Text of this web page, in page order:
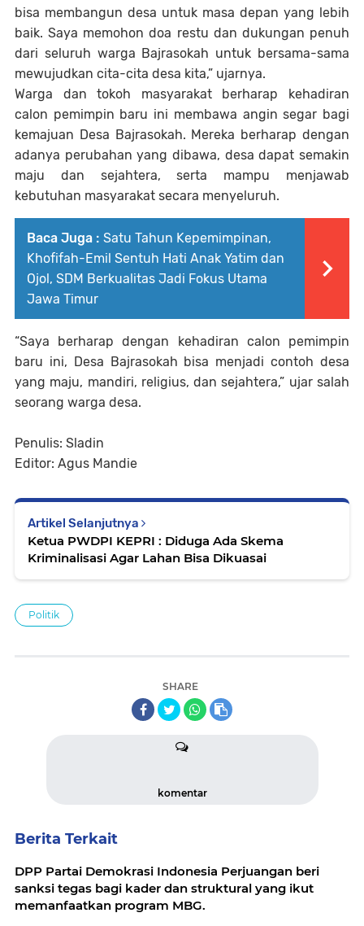
bisa membangun desa untuk masa depan yang lebih
baik. Saya memohon doa restu dan dukungan penuh
dari seluruh warga Bajrasokah untuk bersama-sama
mewujudkan cita-cita desa kita,” ujarnya.
Warga dan tokoh masyarakat berharap kehadiran
calon pemimpin baru ini membawa angin segar bagi
kemajuan Desa Bajrasokah. Mereka berharap dengan
adanya perubahan yang dibawa, desa dapat semakin
maju dan sejahtera, serta mampu menjawab
kebutuhan masyarakat secara menyeluruh.
Baca Juga : Satu Tahun Kepemimpinan,
Khofifah-Emil Sentuh Hati Anak Yatim dan
Ojol, SDM Berkualitas Jadi Fokus Utama
Jawa Timur
“Saya berharap dengan kehadiran calon pemimpin
baru ini, Desa Bajrasokah bisa menjadi contoh desa
yang maju, mandiri, religius, dan sejahtera,” ujar salah
seorang warga desa.
Penulis: Sladin
Editor: Agus Mandie
Artikel Selanjutnya
Ketua PWDPI KEPRI : Diduga Ada Skema
Kriminalisasi Agar Lahan Bisa Dikuasai
Politik
SHARE
komentar
Berita Terkait
DPP Partai Demokrasi Indonesia Perjuangan beri
sanksi tegas bagi kader dan struktural yang ikut
memanfaatkan program MBG.